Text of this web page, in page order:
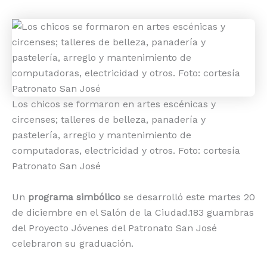
Los chicos se formaron en artes escénicas y
circenses; talleres de belleza, panadería y
pastelería, arreglo y mantenimiento de
computadoras, electricidad y otros. Foto: cortesía
Patronato San José
Un programa simbólico se desarrolló este martes 20
de diciembre en el Salón de la Ciudad.183 guambras
del Proyecto Jóvenes del Patronato San José
celebraron su graduación.